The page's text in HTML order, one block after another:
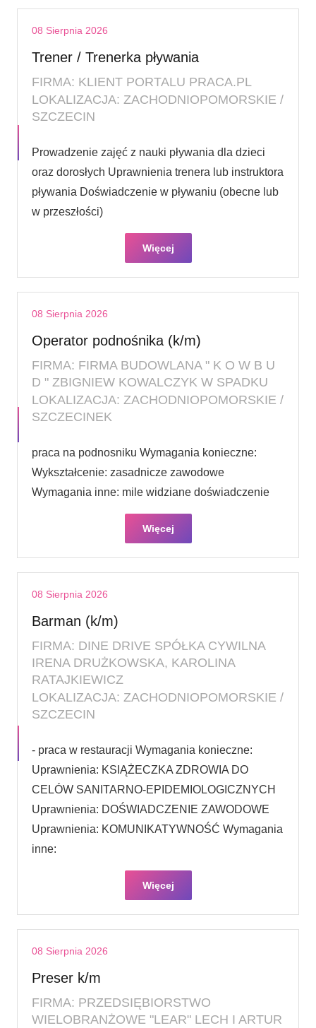
08 Sierpnia 2026
Trener / Trenerka pływania
FIRMA: KLIENT PORTALU PRACA.PL
LOKALIZACJA: ZACHODNIOPOMORSKIE /
SZCZECIN
Prowadzenie zajęć z nauki pływania dla dzieci
oraz dorosłych Uprawnienia trenera lub instruktora
pływania Doświadczenie w pływaniu (obecne lub
w przeszłości)
Więcej
08 Sierpnia 2026
Operator podnośnika (k/m)
FIRMA: FIRMA BUDOWLANA " K O W B U
D " ZBIGNIEW KOWALCZYK W SPADKU
LOKALIZACJA: ZACHODNIOPOMORSKIE /
SZCZECINEK
praca na podnosniku Wymagania konieczne:
Wykształcenie: zasadnicze zawodowe
Wymagania inne: mile widziane doświadczenie
Więcej
08 Sierpnia 2026
Barman (k/m)
FIRMA: DINE DRIVE SPÓŁKA CYWILNA
IRENA DRUŻKOWSKA, KAROLINA
RATAJKIEWICZ
LOKALIZACJA: ZACHODNIOPOMORSKIE /
SZCZECIN
- praca w restauracji Wymagania konieczne:
Uprawnienia: KSIĄŻECZKA ZDROWIA DO
CELÓW SANITARNO-EPIDEMIOLOGICZNYCH
Uprawnienia: DOŚWIADCZENIE ZAWODOWE
Uprawnienia: KOMUNIKATYWNOŚĆ Wymagania
inne:
Więcej
08 Sierpnia 2026
Preser k/m
FIRMA: PRZEDSIĘBIORSTWO
WIELOBRANŻOWE "LEAR" LECH I ARTUR